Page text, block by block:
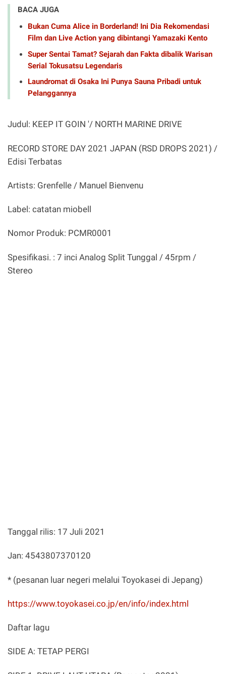
BACA JUGA
Bukan Cuma Alice in Borderland! Ini Dia Rekomendasi
Film dan Live Action yang dibintangi Yamazaki Kento
Super Sentai Tamat? Sejarah dan Fakta dibalik Warisan
Serial Tokusatsu Legendaris
Laundromat di Osaka Ini Punya Sauna Pribadi untuk
Pelanggannya
Judul: KEEP IT GOIN '/ NORTH MARINE DRIVE
RECORD STORE DAY 2021 JAPAN (RSD DROPS 2021) /
Edisi Terbatas
Artists: Grenfelle / Manuel Bienvenu
Label: catatan miobell
Nomor Produk: PCMR0001
Spesifikasi. : 7 inci Analog Split Tunggal / 45rpm /
Stereo
Tanggal rilis: 17 Juli 2021
Jan: 4543807370120
* (pesanan luar negeri melalui Toyokasei di Jepang)
https://www.toyokasei.co.jp/en/info/index.html
Daftar lagu
SIDE A: TETAP PERGI